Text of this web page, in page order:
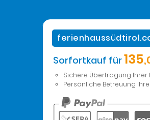
Sorfortkauf für135
Sichere Übertragung Ihrer
Persönliche Betreuung